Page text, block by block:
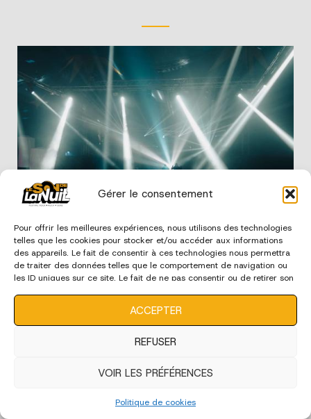
Gérer le consentement
Pour offrir les meilleures expériences, nous utilisons des technologies
telles que les cookies pour stocker et/ou accéder aux informations
des appareils. Le fait de consentir à ces technologies nous permettra
de traiter des données telles que le comportement de navigation ou
les ID uniques sur ce site. Le fait de ne pas consentir ou de retirer son
ACCEPTER
REFUSER
VOIR LES PRÉFÉRENCES
Politique de cookies